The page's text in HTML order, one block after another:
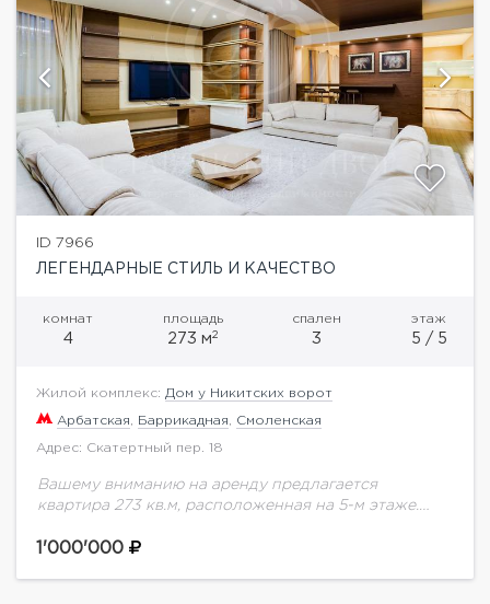
ID 7966
ЛЕГЕНДАРНЫЕ СТИЛЬ И КАЧЕСТВО
комнат
4
площадь
273 м2
спален
3
этаж
5 / 5
Жилой комплекс: Дом у Никитских ворот
Арбатская Баррикадная Смоленская
Адрес: Скатертный пер. 18
Вашему вниманию на аренду предлагается
квартира 273 кв.м, расположенная на 5-м этаже.
стиле, спланированы просторная зона кухни-
1'000'000